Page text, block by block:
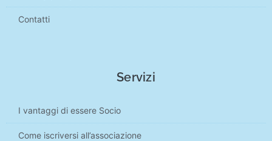
Contatti
Servizi
I vantaggi di essere Socio
Come iscriversi all’associazione